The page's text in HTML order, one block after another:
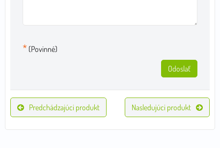
* (Povinné)
Odoslať
Predchádzajúci produkt Nasledujúci produkt